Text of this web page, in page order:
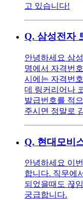
고 있습니다!
Q. 삼성전자
안녕하세요 삼
명에서 자격번
시에는 자격번
데 링커리어나
발급번호를 적
주시면 정말로
Q. 현대모비
안녕하세요 이
합니다. 직무에
되었을때도 끊
궁급합니다.